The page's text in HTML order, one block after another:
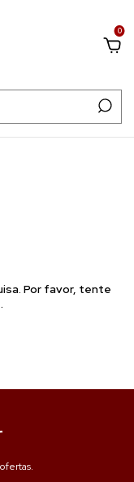
0
Por favor, tente